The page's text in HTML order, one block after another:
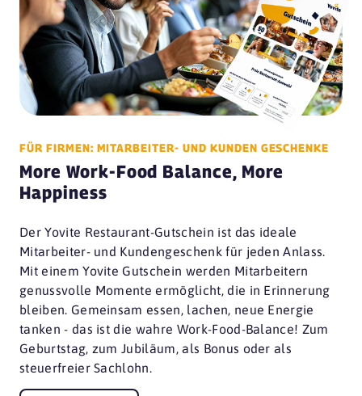
FÜR FIRMEN: MITARBEITER- UND KUNDEN GESCHENKE
More Work-Food Balance, More
Happiness
Der Yovite Restaurant-Gutschein ist das ideale
Mitarbeiter- und Kundengeschenk für jeden Anlass.
Mit einem Yovite Gutschein werden Mitarbeitern
genussvolle Momente ermöglicht, die in Erinnerung
bleiben. Gemeinsam essen, lachen, neue Energie
tanken - das ist die wahre Work-Food-Balance! Zum
Geburtstag, zum Jubiläum, als Bonus oder als
steuerfreier Sachlohn.